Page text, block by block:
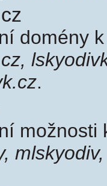
domény
.